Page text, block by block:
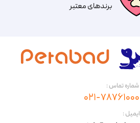
​​برندهای معتبر​​​​​​​
​ایمیل :
شماره تماس :
۰۲۱-۷۸۷۶۱۰۰۰